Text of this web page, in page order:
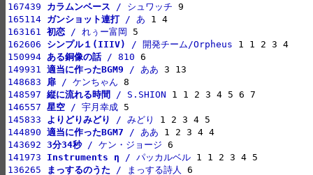
167439 カラムンベース / シュワッチ
165114 ガンショット連打 / あ
163161 初恋 / れぅー富岡
162606 シンプル１(IIIV) / 開発チーム/Orpheus
150994 ある銅像の話 / 810
149931 適当に作ったBGM9 / ああ
148683
扉 / ケンちゃん
148597 縦に流れる時間 / S.SHION
146557 星空 / 宇月幸成
145833
よりどりみどり / みどり
144890 適当に作ったBGM7 / ああ
143692 3分34秒 / ケン・ジョージ
141973 Instruments η / パッカルベル
136265
まっするのうた / まっする詩人